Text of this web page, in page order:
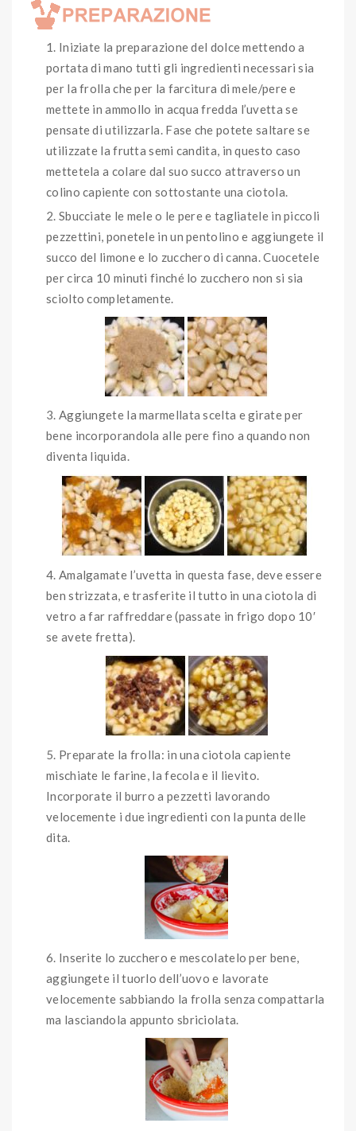
Iniziate la preparazione del dolce mettendo a
portata di mano tutti gli ingredienti necessari sia
per la frolla che per la farcitura di mele/pere e
mettete in ammollo in acqua fredda l’uvetta se
pensate di utilizzarla. Fase che potete saltare se
utilizzate la frutta semi candita, in questo caso
mettetela a colare dal suo succo attraverso un
colino capiente con sottostante una ciotola.
Sbucciate le mele o le pere e tagliatele in piccoli
pezzettini, ponetele in un pentolino e aggiungete il
succo del limone e lo zucchero di canna. Cuocetele
per circa 10 minuti finché lo zucchero non si sia
sciolto completamente.
Aggiungete la marmellata scelta e girate per
bene incorporandola alle pere fino a quando non
diventa liquida.
Amalgamate l’uvetta in questa fase, deve essere
ben strizzata, e trasferite il tutto in una ciotola di
vetro a far raffreddare (passate in frigo dopo 10′
se avete fretta).
Preparate la frolla: in una ciotola capiente
mischiate le farine, la fecola e il lievito.
Incorporate il burro a pezzetti lavorando
velocemente i due ingredienti con la punta delle
dita.
Inserite lo zucchero e mescolatelo per bene,
aggiungete il tuorlo dell’uovo e lavorate
velocemente sabbiando la frolla senza compattarla
ma lasciandola appunto sbriciolata.